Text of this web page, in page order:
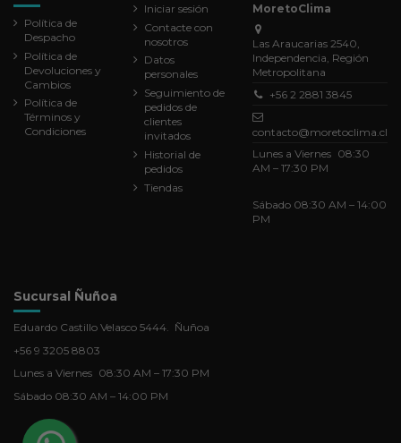
Política de
Despacho
Política de
Devoluciones y
Cambios
Política de
Términos y
Condiciones
Iniciar sesión
Contacte con
nosotros
Datos
personales
Seguimiento de
pedidos de
clientes
invitados
Historial de
pedidos
Tiendas
MoretoClima
Las Araucarias 2540,
Independencia, Región
Metropolitana
+56 2 2881 3845
contacto@moretoclima.cl
Lunes a Viernes 08:30
AM – 17:30 PM
Sábado 08:30 AM – 14:00
PM
Sucursal Ñuñoa
Eduardo Castillo Velasco 5444. Ñuñoa
+56 9 3205 8803
Lunes a Viernes 08:30 AM – 17:30 PM
Sábado 08:30 AM – 14:00 PM